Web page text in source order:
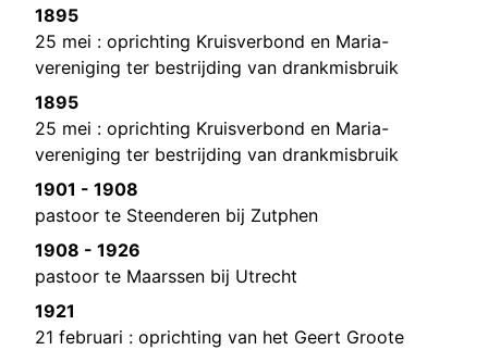
1895
25 mei : oprichting Kruisverbond en Maria-
vereniging ter bestrijding van drankmisbruik
1895
25 mei : oprichting Kruisverbond en Maria-
vereniging ter bestrijding van drankmisbruik
1901 - 1908
pastoor te Steenderen bij Zutphen
1908 - 1926
pastoor te Maarssen bij Utrecht
1921
21 februari : oprichting van het Geert Groote